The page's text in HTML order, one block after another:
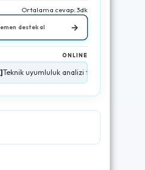
Ortalama cevap: 3dk
destek al →
ONLINE
analizi tamamlandı.